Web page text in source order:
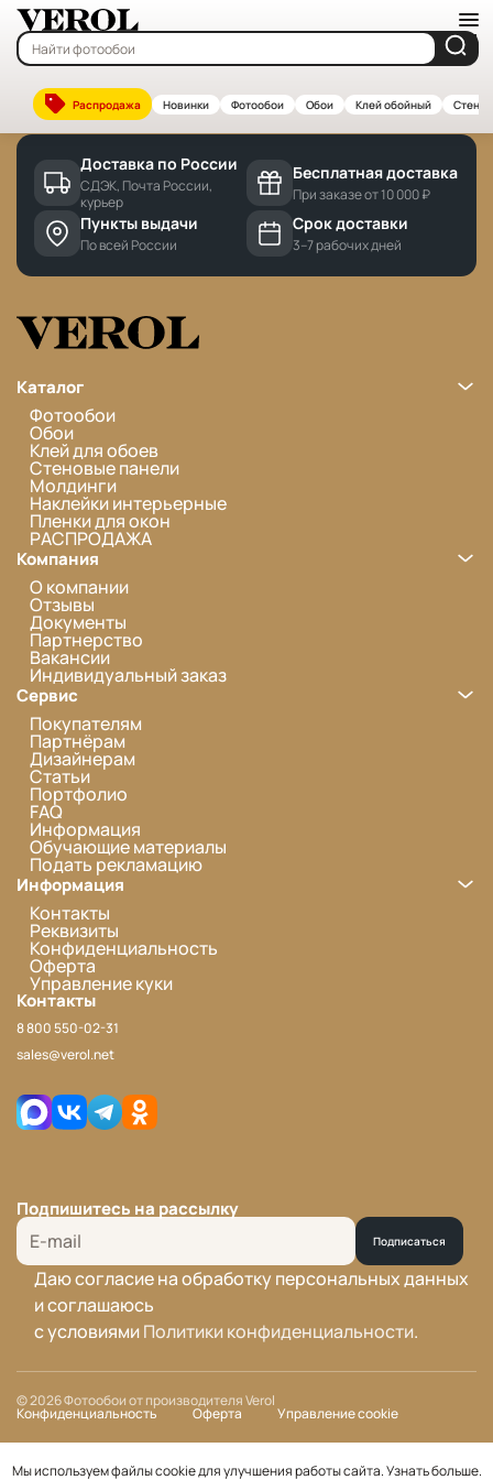
Распродажа Новинки Фотообои Обои Клей обойный
Главная—Бренды
Доставка по России
СДЭК, Почта России,
курьер
Бесплатная доставка
При заказе от 10 000 ₽
Пункты выдачи
По всей России
Срок доставки
3–7 рабочих дней
Каталог
Фотообои
Обои
Клей для обоев
Стеновые панели
Молдинги
Наклейки интерьерные
Пленки для окон
РАСПРОДАЖА
Компания
О компании
Отзывы
Документы
Партнерство
Вакансии
Индивидуальный заказ
Сервис
Покупателям
Партнёрам
Дизайнерам
Статьи
Портфолио
FAQ
Информация
Обучающие материалы
Подать рекламацию
Информация
Контакты
Реквизиты
Конфиденциальность
Оферта
Управление куки
Контакты
8 800 550-02-31
sales@verol.net
Подпишитесь на рассылку
Подписаться
Даю согласие на обработку персональных данных
и соглашаюсь
с условиямиПолитики конфиденциальности.
© 2026 Фотообои от производителя Verol
Конфиденциальность Оферта Управление cookie
Мы используем файлы cookie для улучшения работы сайта.Узнать больше.